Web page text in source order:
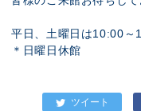
平日、土曜日は10:00～
＊日曜日休館